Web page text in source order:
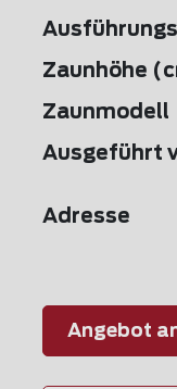
Zaunhöhe
Zaunmodell
Ausgeführt
Adresse
Angebot